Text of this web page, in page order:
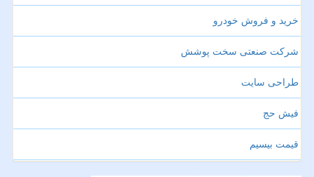
خرید و فروش خودرو
شرکت صنعتی سخت پوشش
طراحی سایت
فیش حج
قیمت بیسیم